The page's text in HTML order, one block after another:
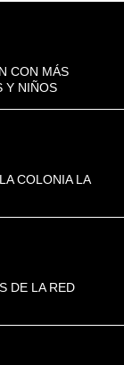
CON MÁS
Y NIÑOS
COLONIA LA
DE LA RED